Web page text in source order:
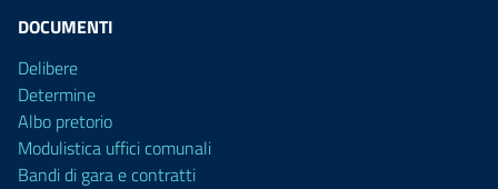
DOCUMENTI
Delibere
Determine
Albo pretorio
Modulistica uffici comunali
Bandi di gara e contratti